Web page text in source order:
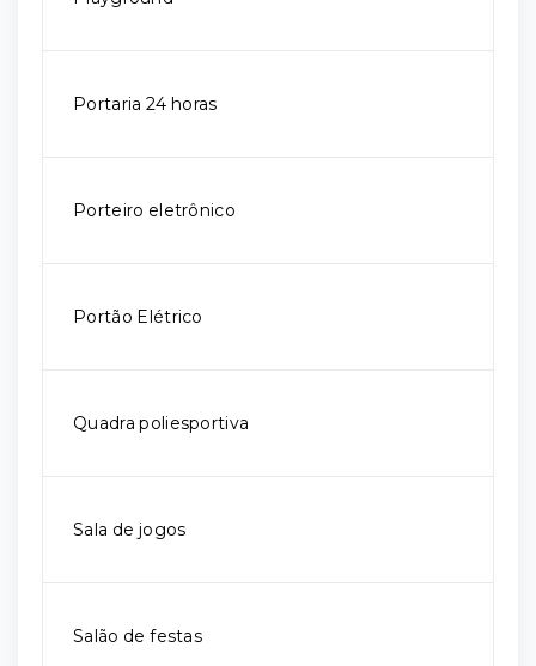
Portaria 24 horas
Porteiro eletrônico
Portão Elétrico
Quadra poliesportiva
Sala de jogos
Salão de festas